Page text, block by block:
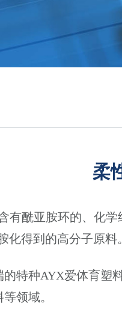
柔
有酰亚胺环的、化
化得到的高分子原料
特种AYX爱体育塑
领域。